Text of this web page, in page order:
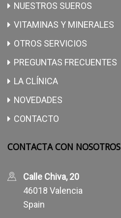
NUESTROS SUEROS
VITAMINAS Y MINERALES
OTROS SERVICIOS
PREGUNTAS FRECUENTES
LA CLÍNICA
NOVEDADES
CONTACTO
CONTACTA CON NOSOTROS
Calle Chiva, 20
46018 Valencia
Spain